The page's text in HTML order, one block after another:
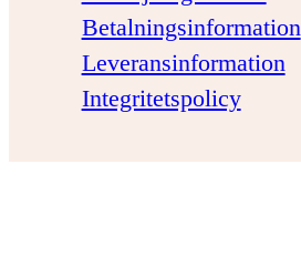
Betalningsinformation
Leveransinformation
Integritetspolicy